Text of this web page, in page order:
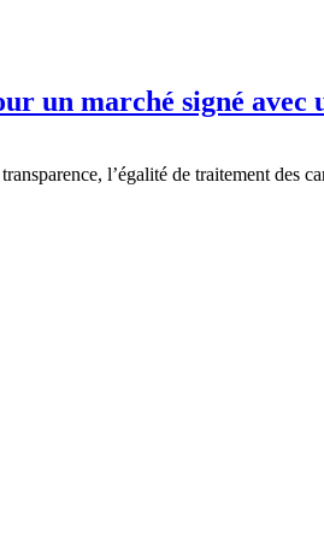
un marché signé avec
l’égalité de traitement des